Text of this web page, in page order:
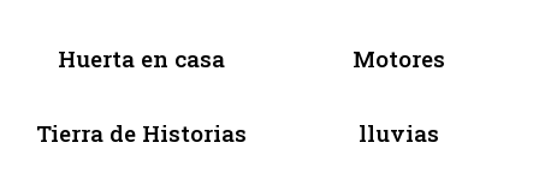
Huerta en casa Motores
Tierra de Historias lluvias